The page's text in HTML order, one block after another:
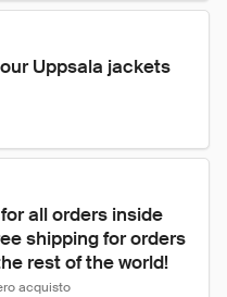
Uppsala jackets
all orders inside
shipping for orders
rest of the world!
acquisto